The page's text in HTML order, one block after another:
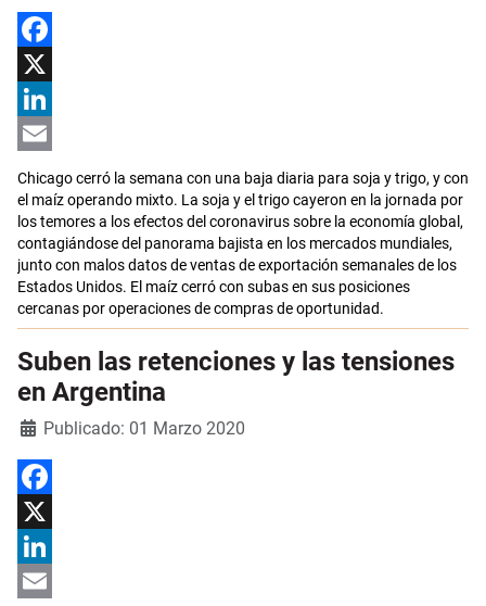
Facebook
X
LinkedIn
Email
Chicago cerró la semana con una baja diaria para soja y trigo, y con
el maíz operando mixto. La soja y el trigo cayeron en la jornada por
los temores a los efectos del coronavirus sobre la economía global,
contagiándose del panorama bajista en los mercados mundiales,
junto con malos datos de ventas de exportación semanales de los
Estados Unidos. El maíz cerró con subas en sus posiciones
cercanas por operaciones de compras de oportunidad.
Suben las retenciones y las tensiones
en Argentina
DetallesPublicado: 01 Marzo 2020
Facebook
X
LinkedIn